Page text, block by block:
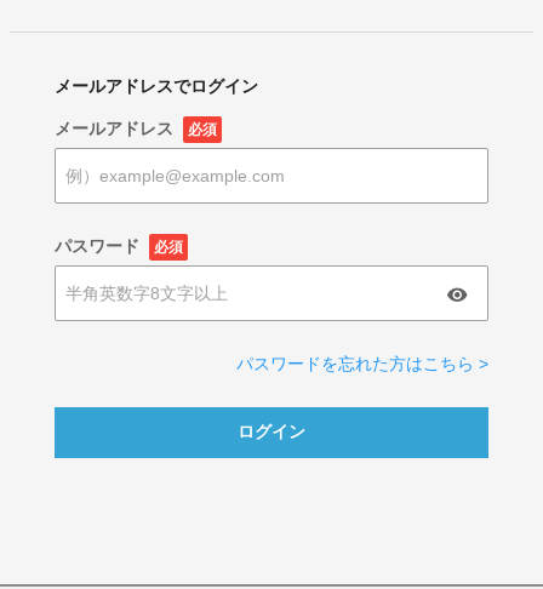
メールアドレスでログイン
メールアドレス 必須
パスワード 必須
パスワードを忘れた方はこちら >
ログイン